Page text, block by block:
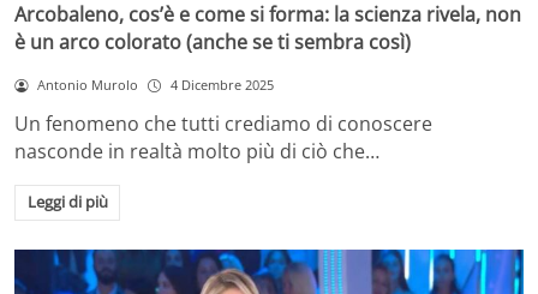
Arcobaleno, cos’è e come si forma: la scienza rivela, non
è un arco colorato (anche se ti sembra così)
Antonio Murolo 4 Dicembre 2025
Un fenomeno che tutti crediamo di conoscere
nasconde in realtà molto più di ciò che…
Leggi di più